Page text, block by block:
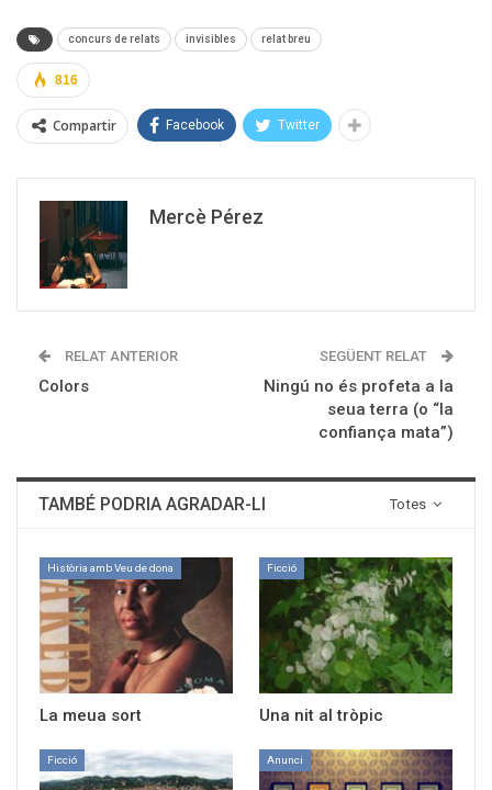
concurs de relats invisibles relat breu
816
Compartir Facebook Twitter
Mercè Pérez
RELAT ANTERIOR
Colors
SEGÜENT RELAT
Ningú no és profeta a la
seua terra (o “la
confiança mata”)
Totes
TAMBÉ PODRIA AGRADAR-LI
Història amb Veu de dona
La meua sort
Ficció
Una nit al tròpic
Ficció Anunci